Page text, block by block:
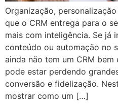
Organização,
que o CRM entrega para o
mais com inteligência. Se já
conteúdo ou automação no
ainda não tem um CRM
pode estar perdendo
conversão e fidelização.
mostrar como um […]